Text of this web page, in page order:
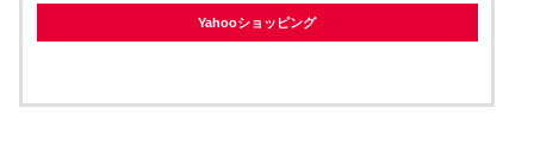
Yahooショッピング